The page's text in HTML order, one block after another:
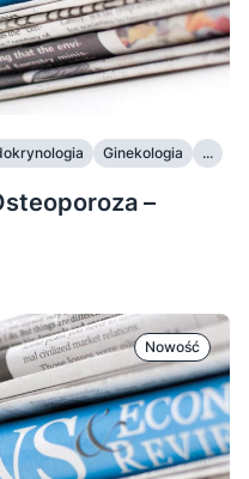
Ginekologia ...
–
Nowość